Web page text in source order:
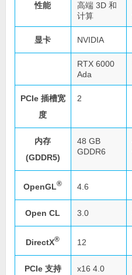
性能
高端 3D 和
计算
显卡 NVIDIA
RTX 6000
Ada
PCIe 插槽宽
度
2
内存
(GDDR5)
48 GB
GDDR6
OpenGL® 4.6
Open CL 3.0
DirectX® 12
PCIe 支持 x16 4.0